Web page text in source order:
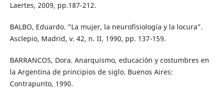
Laertes, 2009, pp.187-212.
BALBO, Eduardo. “La mujer, la neurofisiología y la locura”.
Asclepio, Madrid, v. 42, n. II, 1990, pp. 137-159.
BARRANCOS, Dora. Anarquismo, educación y costumbres en
la Argentina de principios de siglo. Buenos Aires:
Contrapunto, 1990.